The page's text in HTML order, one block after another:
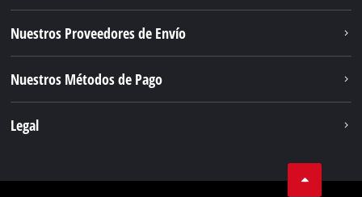
Nuestros Proveedores de Envío
Nuestros Métodos de Pago
Legal